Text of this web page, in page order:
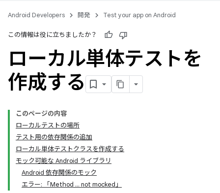
Android Developers 開発 Test your app on Android
この情報は役に立ちましたか？
ローカル単体テストを
作成する
このページの内容
ローカルテストの場所
テスト用の依存関係の追加
ローカル単体テストクラスを作成する
モック可能な Android ライブラリ
Android 依存関係のモック
エラー: 「Method ... not mocked」